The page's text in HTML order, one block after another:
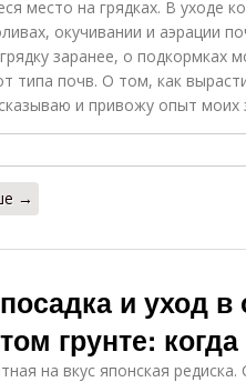
место на грядках. В уходе
окучивании и аэрации
заранее, о подкормках
типа почв. О том, как
и привожу опыт моих
→
и уход
грунте:
на вкус японская